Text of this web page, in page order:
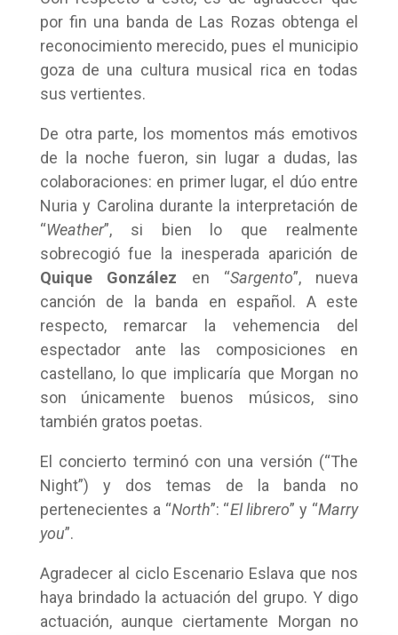
por fin una banda de Las Rozas obtenga el
reconocimiento merecido, pues el municipio
goza de una cultura musical rica en todas
sus vertientes.
De otra parte, los momentos más emotivos
de la noche fueron, sin lugar a dudas, las
colaboraciones: en primer lugar, el dúo entre
Nuria y Carolina durante la interpretación de
“Weather”, si bien lo que realmente
sobrecogió fue la inesperada aparición de
Quique González en “Sargento”, nueva
canción de la banda en español. A este
respecto, remarcar la vehemencia del
espectador ante las composiciones en
castellano, lo que implicaría que Morgan no
son únicamente buenos músicos, sino
también gratos poetas.
El concierto terminó con una versión (“The
Night”) y dos temas de la banda no
pertenecientes a “North”: “El librero” y “Marry
you”.
Agradecer al ciclo Escenario Eslava que nos
haya brindado la actuación del grupo. Y digo
actuación, aunque ciertamente Morgan no